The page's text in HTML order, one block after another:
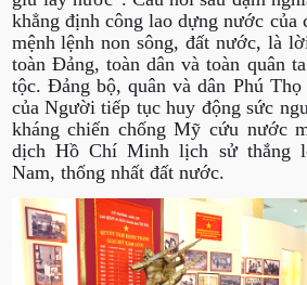
khẳng định công lao dựng nước của
mệnh lệnh non sông, đất nước, là
toàn Đảng, toàn dân và toàn quân
tộc. Đảng bộ, quân và dân Phú
của Người tiếp tục huy động sức
kháng chiến chống Mỹ cứu nước
dịch Hồ Chí Minh lịch sử thắng
Nam, thống nhất đất nước.